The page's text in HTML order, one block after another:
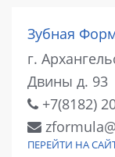
Зубная
г.
Двины д. 93
+7(8182)
ПЕРЕЙТИ НА